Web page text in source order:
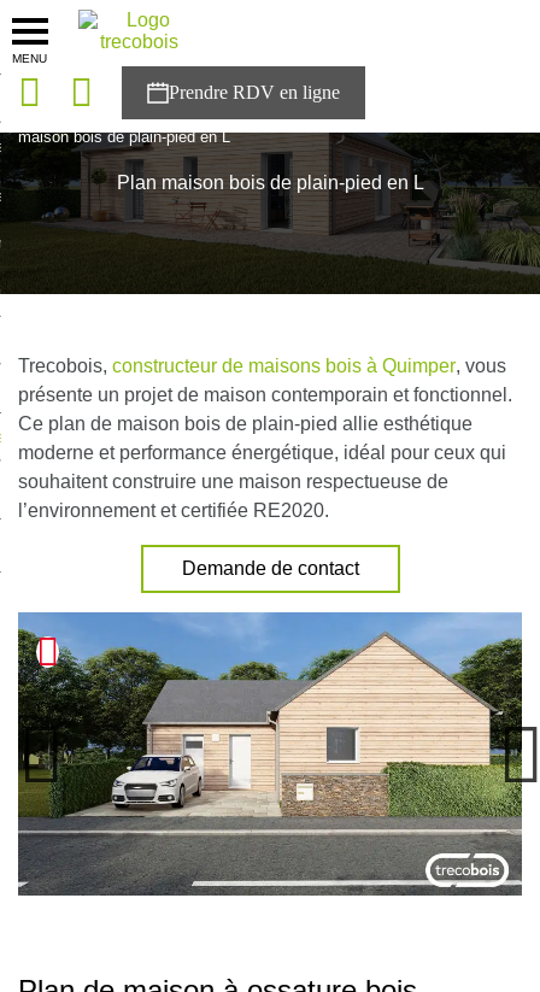
MENU
solutions
Trecobois
à NESTOR
maison bois de plain-pied en L
Plan maison bois de plain-pied en L
Trecobois, constructeur de maisons bois à Quimper, vous
présente un projet de maison contemporain et fonctionnel.
Ce plan de maison bois de plain-pied allie esthétique
moderne et performance énergétique, idéal pour ceux qui
souhaitent construire une maison respectueuse de
l’environnement et certifiée RE2020.
Demande de contact